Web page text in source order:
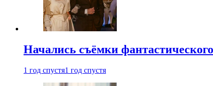
Начались съёмки
1 год спустя1 год спустя